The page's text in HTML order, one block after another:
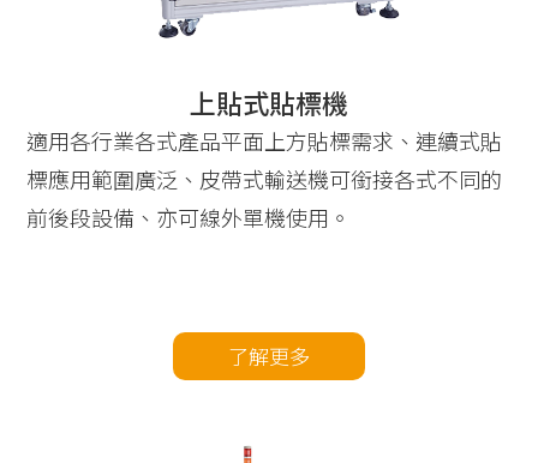
上貼式貼標機
適用各行業各式產品平面上方貼標需求、連續式貼
標應用範圍廣泛、皮帶式輸送機可銜接各式不同的
前後段設備、亦可線外單機使用。
了解更多